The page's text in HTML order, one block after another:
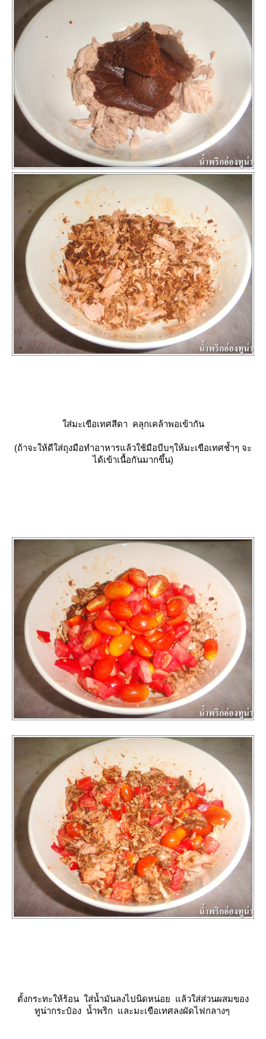
ส่มะเขือเทศสีดา คลุกเคล้าพอเข้ากัน
(ถ้าจะให้ดีใส่ถุงมือทำอาหารแล้วใช้มือบีบๆให้มะเขือเทศช้ำๆ จะ
ได้เข้าเนื้อกันมากขึ้น)
ตั้งกระทะให้ร้อน ใส่น้ำมันลงไปนิดหน่อย แล้วใส่ส่วนผสมของ
ทูน่ากระป๋อง น้ำพริก และมะเขือเทศลงผัดไฟกลางๆ